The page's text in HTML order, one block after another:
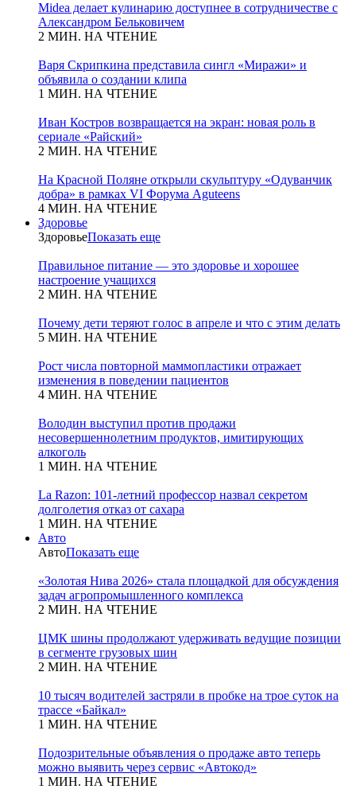
Midea делает кулинарию доступнее в сотрудничестве с
Александром Бельковичем
2 МИН. НА ЧТЕНИЕ
Варя Скрипкина представила сингл «Миражи» и
объявила о создании клипа
1 МИН. НА ЧТЕНИЕ
Иван Костров возвращается на экран: новая роль в
сериале «Райский»
2 МИН. НА ЧТЕНИЕ
На Красной Поляне открыли скульптуру «Одуванчик
добра» в рамках VI Форума Aguteens
4 МИН. НА ЧТЕНИЕ
Здоровье
ЗдоровьеПоказать еще
Правильное питание — это здоровье и хорошее
настроение учащихся
2 МИН. НА ЧТЕНИЕ
Почему дети теряют голос в апреле и что с этим делать
5 МИН. НА ЧТЕНИЕ
Рост числа повторной маммопластики отражает
изменения в поведении пациентов
4 МИН. НА ЧТЕНИЕ
Володин выступил против продажи
несовершеннолетним продуктов, имитирующих
алкоголь
1 МИН. НА ЧТЕНИЕ
La Razon: 101-летний профессор назвал секретом
долголетия отказ от сахара
1 МИН. НА ЧТЕНИЕ
Авто
АвтоПоказать еще
«Золотая Нива 2026» стала площадкой для обсуждения
задач агропромышленного комплекса
2 МИН. НА ЧТЕНИЕ
ЦМК шины продолжают удерживать ведущие позиции
в сегменте грузовых шин
2 МИН. НА ЧТЕНИЕ
10 тысяч водителей застряли в пробке на трое суток на
трассе «Байкал»
1 МИН. НА ЧТЕНИЕ
Подозрительные объявления о продаже авто теперь
можно выявить через сервис «Автокод»
1 МИН. НА ЧТЕНИЕ